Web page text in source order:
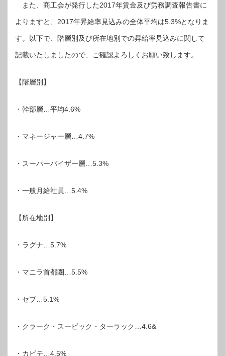
また、商工会が発行した2017年賃金及び労務調査報告書に
よりますと、2017年昇給率見込みの全体平均は5.3%となりま
す。以下で、階層別及び所在地別での昇給率見込みに関して
記載いたしましたので、ご確認よろしくお願い致します。
【階層別】
・幹部層…平均4.6%
・マネージャー層…4.7%
・スーパーバイザー層…5.3%
・一般月給社員…5.4%
【所在地別】
・ラグナ…5.7%
・マニラ首都圏…5.5%
・セブ…5.1%
・クラーク・スービック・ターラック…4.6&
・カビテ…4.5%